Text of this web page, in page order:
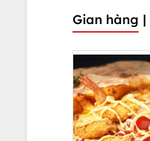
Gian hàng |